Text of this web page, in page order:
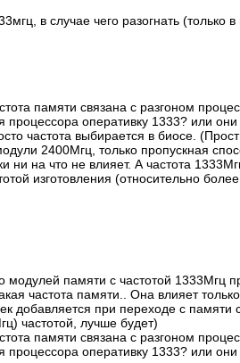
в случае чего разогнать (только
памяти связана с разгоном
оперативку 1333? или
частота выбирается в биосе.
2400Мгц, только пропускная
ни на что не влияет. А частота
изготовления (относительно
модулей памяти с частотой 1333Мгц
частота памяти.. Она влияет
добавляется при переходе с
частотой, лучше будет)
памяти связана с разгоном
оперативку 1333? или